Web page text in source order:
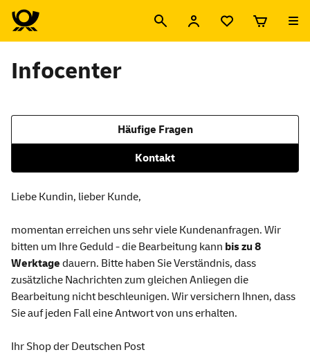
Infocenter
Häufige Fragen
Kontakt
Liebe Kundin, lieber Kunde,
momentan erreichen uns sehr viele Kundenanfragen. Wir
bitten um Ihre Geduld - die Bearbeitung kann bis zu 8
Werktage dauern. Bitte haben Sie Verständnis, dass
zusätzliche Nachrichten zum gleichen Anliegen die
Bearbeitung nicht beschleunigen. Wir versichern Ihnen, dass
Sie auf jeden Fall eine Antwort von uns erhalten.
Ihr Shop der Deutschen Post